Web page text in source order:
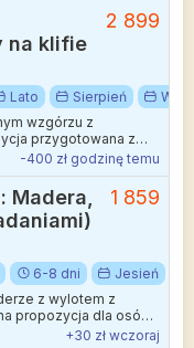
na klifie
2 899
Lato Sierpień
wzgórzu z
przygotowana z
-400 zł godzinę temu
Madera,
1 859
6-8 dni Jesień
z wylotem z
propozycja dla osób
+30 zł wczoraj